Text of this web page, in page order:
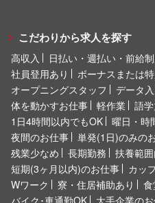
こだわりから求人を探す
高収入 日払い・週払い・前給
社員登用あり
ボーナスまたは
オープニングスタッフ
データ
体を動かすお仕事
軽作業 語
1日4時間以内でもOK
曜日・時
夜間のお仕事
単発(1日)のみの
残業少なめ
長期勤務
扶養範
短期(3ヶ月以内)のお仕事
カッ
Wワーク
寮・住居補助あり 食